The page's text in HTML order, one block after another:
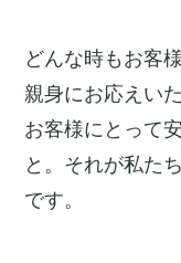
どんな時もお客
親身にお応えい
お客様にとって
と。それが私た
です。